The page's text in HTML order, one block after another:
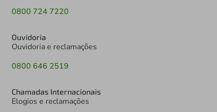
0800 724 7220
Ouvidoria
Ouvidoria e reclamações
0800 646 2519
Chamadas Internacionais
Elogios e reclamações